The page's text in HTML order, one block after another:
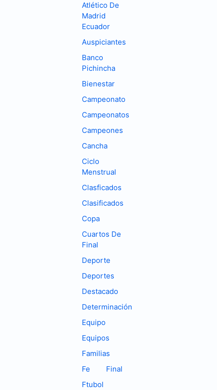
Atlético De
Madrid
Ecuador
Auspiciantes
Banco
Pichincha
Bienestar
Campeonato
Campeonatos
Campeones
Cancha
Ciclo
Menstrual
Clasficados
Clasificados
Copa
Cuartos De
Final
Deporte
Deportes
Destacado
Determinación
Equipo
Equipos
Familias
Fe
Final
Ftubol